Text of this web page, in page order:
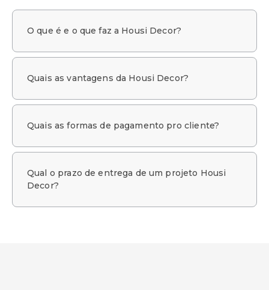
O que é e o que faz a Housi Decor?
Quais as vantagens da Housi Decor?
Quais as formas de pagamento pro cliente?
Qual o prazo de entrega de um projeto Housi
Decor?